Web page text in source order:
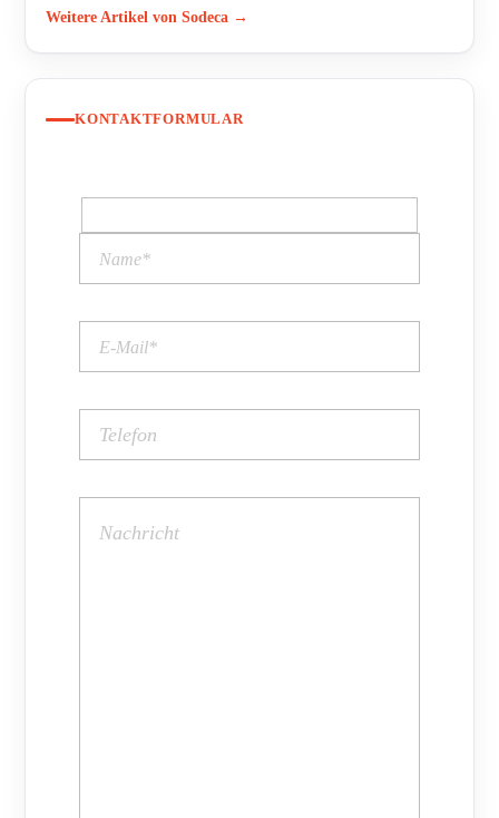
Weitere Artikel von Sodeca →
KONTAKTFORMULAR